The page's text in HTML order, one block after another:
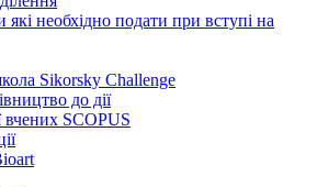
необхідно подати при вступі на
Sikorsky Challenge
до дії
вчених SCOPUS